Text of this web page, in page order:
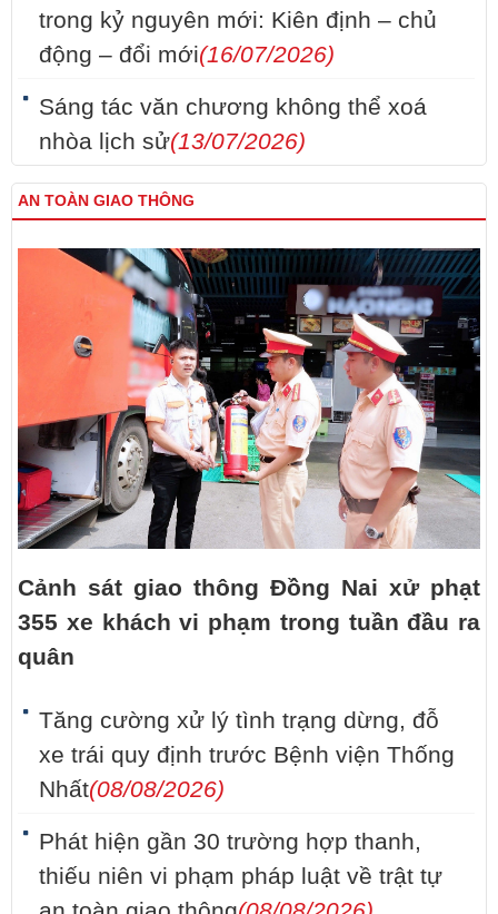
trong kỷ nguyên mới: Kiên định – chủ
động – đổi mới(16/07/2026)
Sáng tác văn chương không thể xoá
nhòa lịch sử(13/07/2026)
AN TOÀN GIAO THÔNG
Cảnh sát giao thông Đồng Nai xử phạt
355 xe khách vi phạm trong tuần đầu ra
quân
Tăng cường xử lý tình trạng dừng, đỗ
xe trái quy định trước Bệnh viện Thống
Nhất(08/08/2026)
Phát hiện gần 30 trường hợp thanh,
thiếu niên vi phạm pháp luật về trật tự